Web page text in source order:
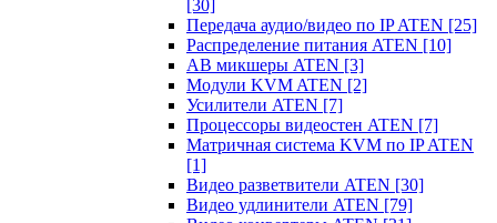
[30]
Передача аудио/видео по IP ATEN [25]
Распределение питания ATEN [10]
АВ микшеры ATEN [3]
Модули KVM ATEN [2]
Усилители ATEN [7]
Процессоры видеостен ATEN [7]
Матричная система KVM по IP ATEN
[1]
Видео разветвители ATEN [30]
Видео удлинители ATEN [79]